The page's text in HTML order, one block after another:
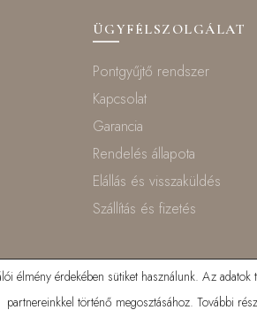
ÜGYFÉLSZOLGÁLAT
Pontgyűjtő rendszer
Kapcsolat
Garancia
Rendelés állapota
Elállás és visszaküldés
Szállítás és fizetés
élmény érdekében sütiket használunk. Az adatok
történő megosztásához. További